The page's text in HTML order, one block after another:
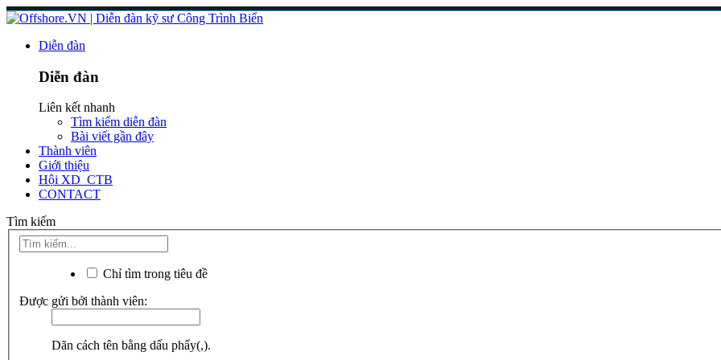
Diễn đàn
Diễn đàn
Liên kết nhanh
Tìm kiếm diễn đàn
Bài viết gần đây
Thành viên
Giới thiệu
Hội XD_CTB
CONTACT
Tìm kiếm
Chỉ tìm trong tiêu đề
Được gửi bởi thành viên:
Dãn cách tên bằng dấu phẩy(,).